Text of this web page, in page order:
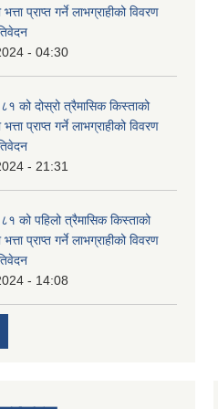
प्राप्त गर्ने लाभग्राहीको विवरण
- 04:30
को दोस्रो त्रैमासिक किस्ताको
प्राप्त गर्ने लाभग्राहीको विवरण
- 21:31
को पहिलो त्रैमासिक किस्ताको
प्राप्त गर्ने लाभग्राहीको विवरण
- 14:08